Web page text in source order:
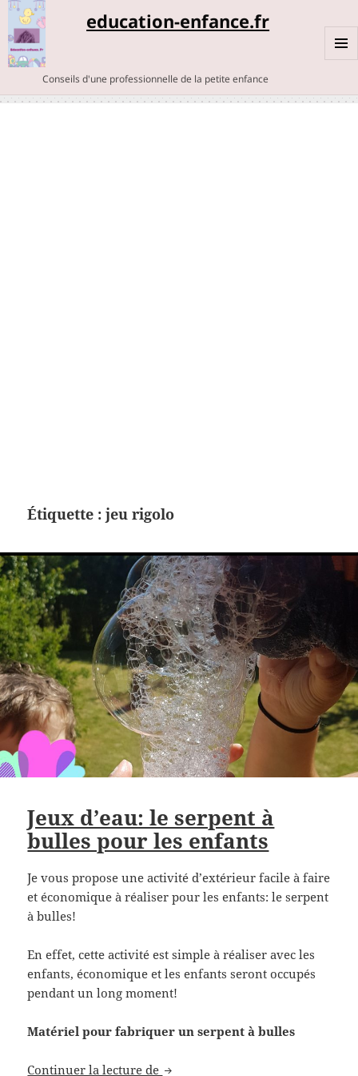
education-enfance.fr
Conseils d'une professionnelle de la petite enfance
Étiquette :jeu rigolo
Jeux d’eau: le serpent à
bulles pour les enfants
Je vous propose une activité d’extérieur facile à faire
et économique à réaliser pour les enfants: le serpent
à bulles!
En effet, cette activité est simple à réaliser avec les
enfants, économique et les enfants seront occupés
pendant un long moment!
Matériel pour fabriquer un serpent à bulles
Continuer la lecture de Jeux d’eau: le serpent à bulles